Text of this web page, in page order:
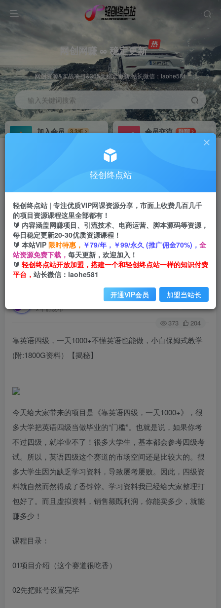
网创网赚 ∞ 稳定更新
网创资源&实战项目&365天稳定更新 站长微信：laohe581
输入关键词搜索
加入会员
3.3折
会员交流
群聊
首页 创业课程 会员免费 正文
靠英语四级，一天1000+不懂英语也能做，小白保
姆式教学(附:1800G资料）【揭秘】
2年前发布
关注 私信
373 204
靠英语四级，一天1000+不懂英语也能做，小白保姆式教学
(附:1800G资料）【揭秘】
今天给大家带来的项目是《靠英语四级，一天1000+》，很
多大学把英语四级当做毕业的“门槛”。也就是说，如果你考
不过四级，就毕业不了！很多大学生，基本都会参考四级考
试。所以，英语四级这个赛道的市场空间还是比较大的。很
多大学生因为缺乏学习资料，导致屡考屡败。因此，四级资
料就自然而然得成了香饽饽。学习资料我已经给大家整理打
包好了。而且虚拟资料，销售额既利润，你能卖多少，就能
赚多少！
课程目录：
01项目介绍（这个赛道很吃香）
02先把账号设置完毕
轻创终点站
轻创终点站 | 专注优质VIP网课资源分享，市面上收费几百几千
的项目资源课程这里全部都有！
🔰 内容涵盖网赚项目、引流技术、电商运营、脚本源码等资源，
每日稳定更新20-30优质资源课程！
🔰 本站VIP 限时特惠， ￥79/年，￥99/永久 (推广佣金70%)， 全
站资源免费下载， 每天更新，欢迎加入！
🔰 轻创终点站开放加盟，搭建一个和轻创终点站一样的知识付费
平台， 站长微信：laohe581
开通VIP会员 加盟当站长